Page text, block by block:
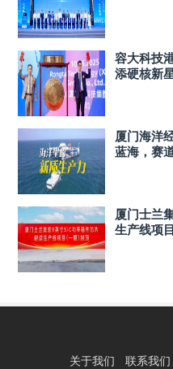
容大科技
添硬核新
厦门海洋
蓝海，赛
厦门士兰
生产线项
关于我们 联系我们